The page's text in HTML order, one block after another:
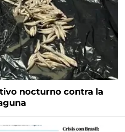
nocturno contra la